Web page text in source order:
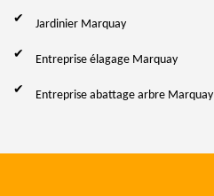
Jardinier Marquay
Entreprise élagage Marquay
Entreprise abattage arbre Marquay